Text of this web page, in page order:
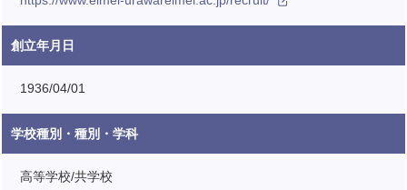
創立年月日
1936/04/01
学校種別・種別・学科
高等学校/共学校